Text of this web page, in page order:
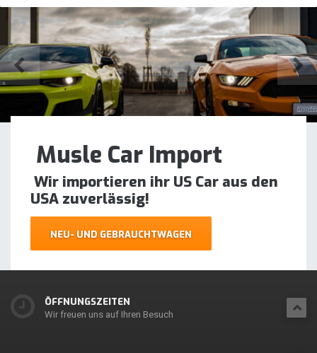
Musle Car Import
Wir importieren ihr US Car aus den
USA zuverlässig!
NEU- UND GEBRAUCHTWAGEN
ÖFFNUNGSZEITEN
Wir freuen uns auf Ihren Besuch